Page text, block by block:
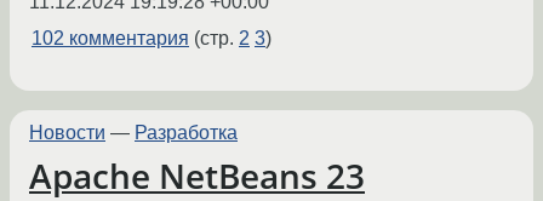
102 комментария (стр. 2 3)
Новости — Разработка
Apache NetBeans 23